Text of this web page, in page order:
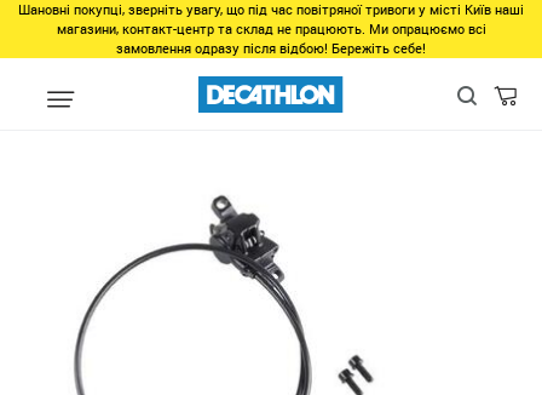
Шановні покупці, зверніть увагу, що під час повітряної тривоги у місті Київ наші
магазини, контакт-центр та склад не працюють. Ми опрацюємо всі
замовлення одразу після відбою! Бережіть себе!
Популярне Товари 500-1000грн